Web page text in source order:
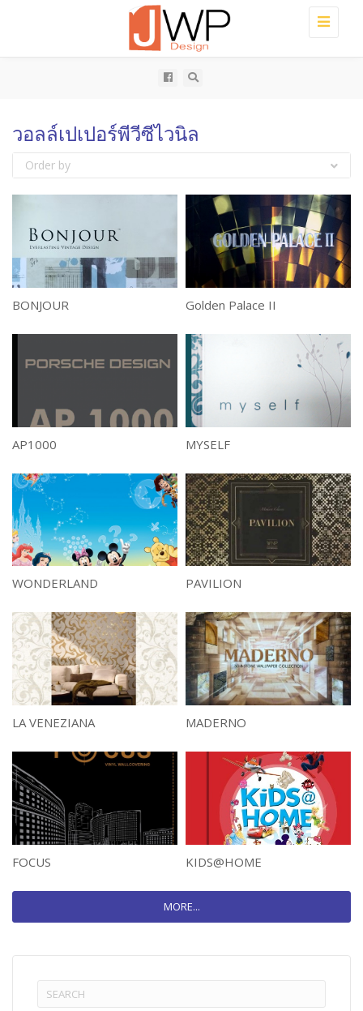
Toggle
วอลล์เปเปอร์พีวีซีไวนิล
Order by
BONJOUR Golden Palace II
AP1000 MYSELF
WONDERLAND PAVILION
LA VENEZIANA MADERNO
FOCUS KIDS@HOME
MORE...
Search
for: